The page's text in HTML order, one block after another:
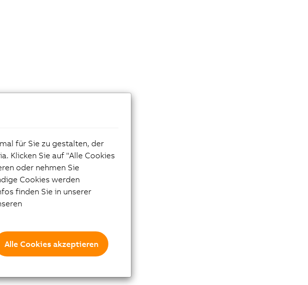
für Sie zu gestalten, der
Klicken Sie auf "Alle Cookies
oder nehmen Sie
Cookies werden
finden Sie in unserer
Alle Cookies akzeptieren